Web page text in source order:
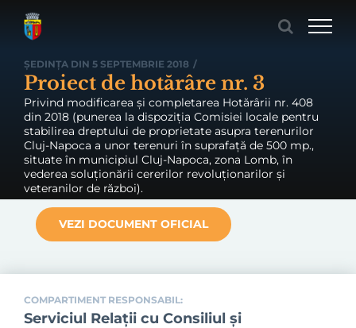
ȘEDINȚA DIN 5 SEPTEMBRIE 2018 /
Proiect de hotărâre nr. 3
Privind modificarea și completarea Hotărârii nr. 408
din 2018 (punerea la dispoziția Comisiei locale pentru
stabilirea dreptului de proprietate asupra terenurilor
Cluj-Napoca a unor terenuri în suprafață de 500 mp.,
situate în municipiul Cluj-Napoca, zona Lomb, în
vederea soluționării cererilor revoluționarilor și
veteranilor de război).
VEZI DOCUMENT OFICIAL
COMPARTIMENT RESPONSABIL:
Serviciul Relaţii cu Consiliul şi